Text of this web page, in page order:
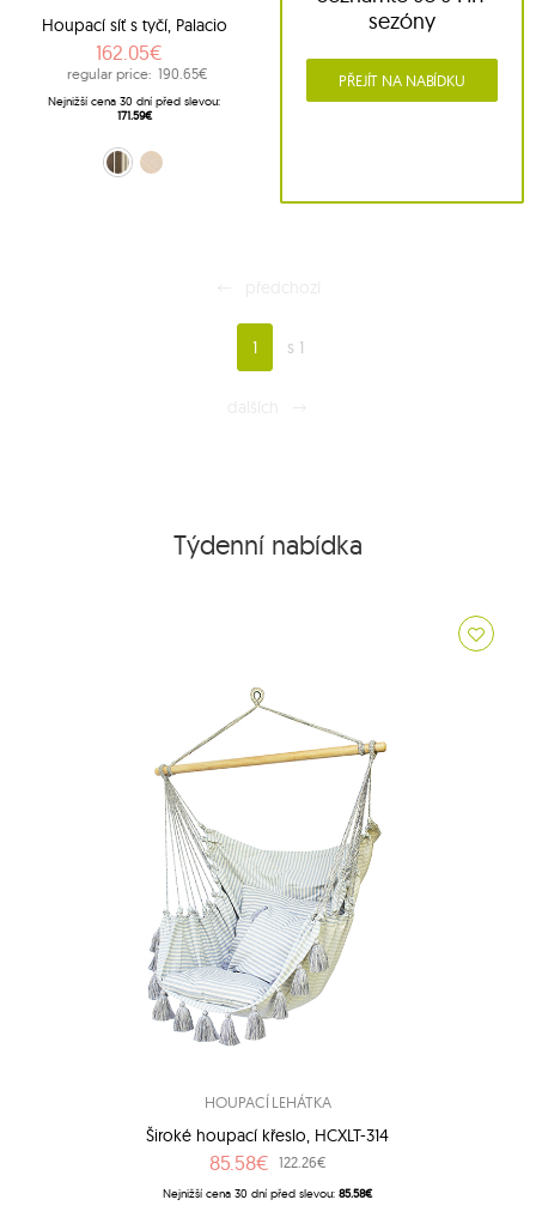
Houpací síť s tyčí, Palacio
162.05€
regular price: 190.65€
Nejnižší cena 30 dní před slevou:
171.59€
Hnědý (Cafe)
ecru (Ecru)
sezóny
PŘEJÍT NA NABÍDKU
1 s 1
Týdenní nabídka
HOUPACÍ LEHÁTKA
Široké houpací křeslo, HCXLT-314
85.58€ 122.26€
Nejnižší cena 30 dní před slevou:85.58€